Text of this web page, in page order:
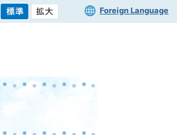
Foreign Language